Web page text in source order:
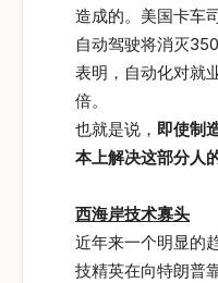
造成的。美国卡车
自动驾驶将消灭
表明，自动化对就
倍。
也就是说， 即使制
本上解决这部分人
西海岸技术寡头
近年来一个明显的
技精英在向特朗普